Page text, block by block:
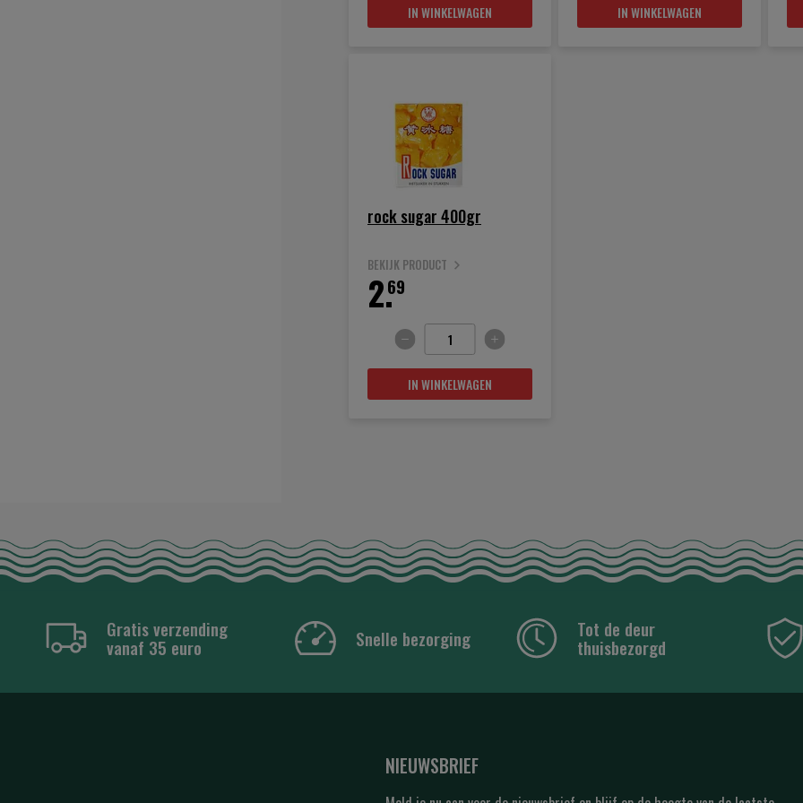
IN WINKELWAGEN IN WINKELWAGEN
rock sugar 400gr
BEKIJK PRODUCT
69
2.
IN WINKELWAGEN
Gratis verzending
vanaf 35 euro Snelle bezorging Tot de deur
thuisbezorgd
NIEUWSBRIEF